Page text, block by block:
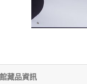
藏品資訊